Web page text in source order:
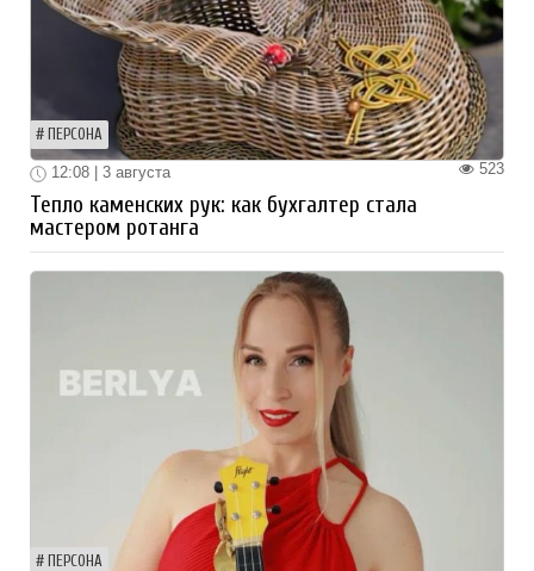
ПЕРСОНА
523
12:08 | 3 августа
Тепло каменских рук: как бухгалтер стала
мастером ротанга
ПЕРСОНА